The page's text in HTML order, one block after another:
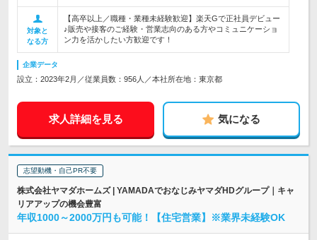
対象と
なる方
【高卒以上／職種・業種未経験歓迎】楽天Gで正社員デビュー
♪販売や接客のご経験・営業志向のある方やコミュニケーショ
ン力を活かしたい方歓迎です！
企業データ
設立：2023年2月／従業員数：956人／本社所在地：東京都
求人詳細を見る 気になる
志望動機・自己PR不要
株式会社ヤマダホームズ | YAMADAでおなじみヤマダHDグループ｜キャ
リアアップの機会豊富
年収1000～2000万円も可能！【住宅営業】※業界未経験OK